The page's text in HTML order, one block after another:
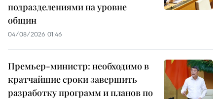
подразделениями на уровне
общин
04/08/2026 01:46
Премьер-министр: необходимо в
кратчайшие сроки завершить
разработку программ и планов по